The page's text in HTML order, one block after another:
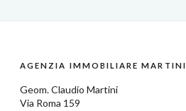
AGENZIA IMMOBILIARE MARTINI
Geom.Claudio Martini
Via Roma 159